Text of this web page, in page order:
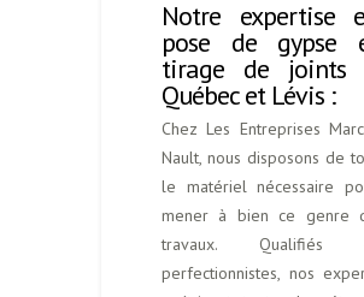
Notre expertise
pose de gypse
tirage de joints
Québec et Lévis :
Chez Les Entreprises
Nault, nous disposons de
le matériel nécessaire
mener à bien ce genre
travaux. Qualifiés
perfectionnistes, nos